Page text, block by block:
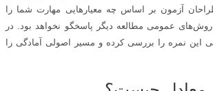
طراحان آزمون بر اساس چه معیارهایی مهارت شما را
عمومی مطالعه دیگر پاسخگو نخواهد بود. در
این نمره را بررسی کرده و مسیر اصولی آمادگی را